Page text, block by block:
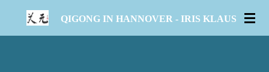
QIGONG IN HANNOVER - IRIS KLAUS